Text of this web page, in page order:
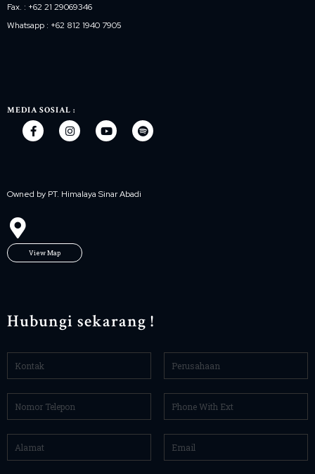
Fax. : +62 21 29069346
Whatsapp : +62 812 1940 7905
MEDIA SOSIAL :
Owned by PT. Himalaya Sinar Abadi
View Map
Hubungi sekarang !